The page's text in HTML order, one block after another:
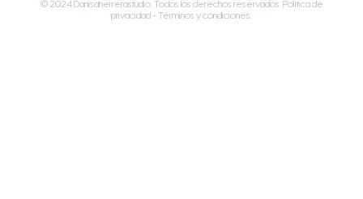
© 2024 Danisaherrerastudio. Todos los derechos reservados. Política de
privacidad - Términos y condiciones.